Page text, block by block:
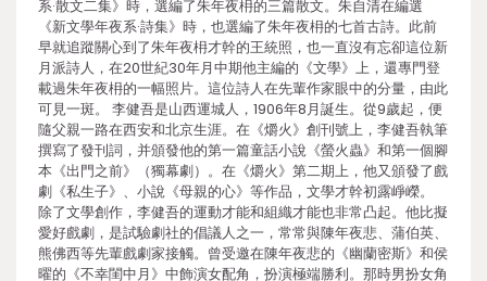
系·散文二集》時，選編了朱年夜枏的三篇散文。朱自清在編選
《新文學年夜系·詩集》時，也選編了朱年夜枏的七首古詩。此前
早就追蹤關心到了朱年夜枏才幹的王統照，也一直沒有忘卻這位新
月派詩人，在20世紀30年月中期他主編的《文學》上，還專門登
載過朱年夜枏的一幅照片。這位詩人在先輩作家眼中的分量，由此
可見一斑。 李健吾是山西運城人，1906年8月誕生。從9歲起，便
隨父親一路在西安和北京生涯。在《爝火》創刊號上，李健吾執筆
撰寫了發刊詞，并頒發他的第一篇童話小說《螢火蟲》和第一個腳
本《出門之前》（獨幕劇）。在《爝火》第二期上，他又頒發了戲
劇《私生子》、小說《母親的心》等作品，文學才幹初露崢嶸。
除了文學創作，李健吾的運動才能和組織才能也非常凸起。他比擬
愛好戲劇，是試驗劇社的倡議人之一，常常與陳年夜悲、蒲伯英、
熊佛西等先輩戲劇家接觸。曾受邀在陳年夜悲的《幽蘭密斯》和侯
曜的《不幸閨中月》中飾演女配角，扮演極端勝利。那時男扮女角